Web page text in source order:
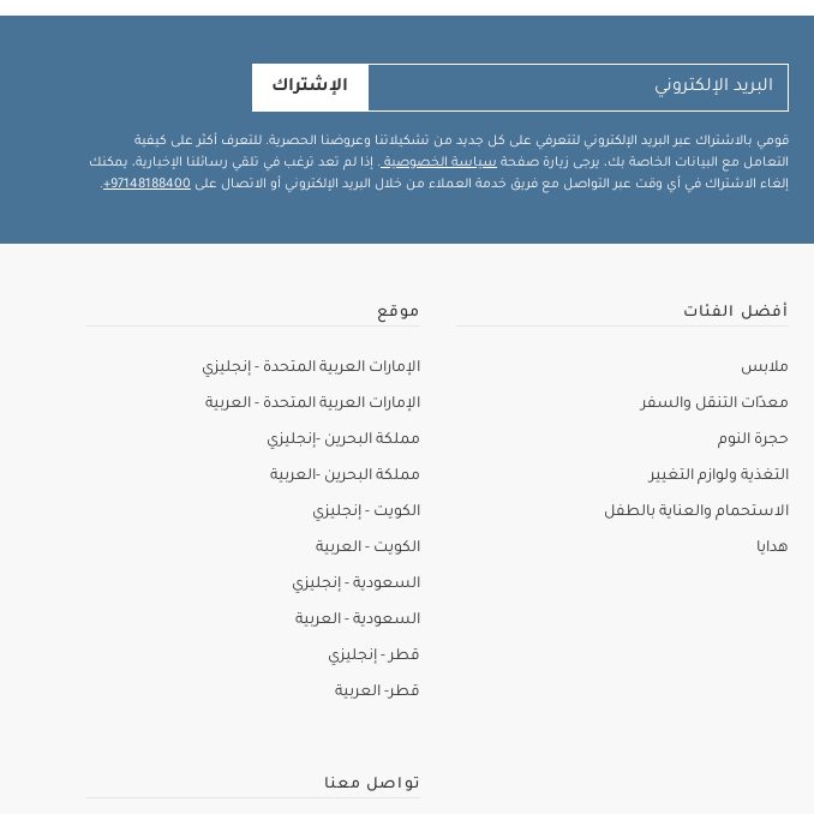
الإشتراك
قومي بالاشتراك عبر البريد الإلكتروني لتتعرفي على كل جديد من تشكيلاتنا وعروضنا الحصرية. للتعرف أكثر على كيفية
التعامل مع البيانات الخاصة بك، يرجى زيارة صفحة سياسة الخصوصية . إذا لم تعد ترغب في تلقي رسائلنا الإخبارية، يمكنك
إلغاء الاشتراك في أي وقت عبر التواصل مع فريق خدمة العملاء من خلال البريد الإلكتروني أو الاتصال على 97148188400+
.
أفضل الفئات
ملابس
معدّات التنقل والسفر
حجرة النوم
التغذية ولوازم التغيير
الاستحمام والعناية بالطفل
هدايا
موقع
الإمارات العربية المتحدة - إنجليزي
الإمارات العربية المتحدة - العربية
مملكة البحرين -إنجليزي
مملكة البحرين -العربية
الكويت - إنجليزي
الكويت - العربية
السعودية - إنجليزي
السعودية - العربية
قطر - إنجليزي
قطر- العربية
تواصل معنا